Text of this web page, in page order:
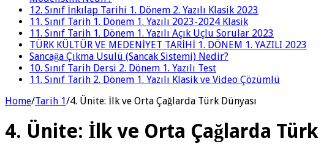
12. Sınıf İnkılap Tarihi 1. Dönem 2. Yazılı Klasik 2023
11. Sınıf Tarih 1. Dönem 1. Yazılı 2023-2024 Klasik
11. Sınıf Tarih 1. Dönem 1. Yazılı Açık Uçlu Sorular 2023
TÜRK KÜLTÜR VE MEDENİYET TARİHİ 1. DÖNEM 1. YAZILI 2023
Sancağa Çıkma Usulü (Sancak Sistemi) Nedir?
10. Sınıf Tarih Dersi 2. Dönem 1. Yazılı Test
11. Sınıf Tarih 2. Dönem 1. Yazılı Klasik ve Video Çözümlü
Home/Tarih 1/4. Ünite: İlk ve Orta Çağlarda Türk Dünyası
4. Ünite: İlk ve Orta Çağlarda Türk